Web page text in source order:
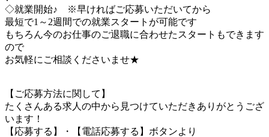
◇就業開始♪ ※早ければご応募いただいてから
最短で1～2週間での就業スタートが可能です
もちろん今のお仕事のご退職に合わせたスタートもできます
ので
お気軽にご相談くださいませ★
【ご応募方法に関して】
たくさんある求人の中から見つけていただきありがとうござ
います！
【応募する】・【電話応募する】ボタンより